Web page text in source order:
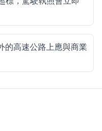
的高速公路上應與商業